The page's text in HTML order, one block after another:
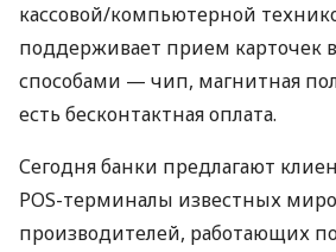
кассовой/компьютерной
поддерживает прием карточек
способами — чип, магнитная
есть бесконтактная оплата.
Сегодня банки предлагают
POS-терминалы известных
производителей, работающих